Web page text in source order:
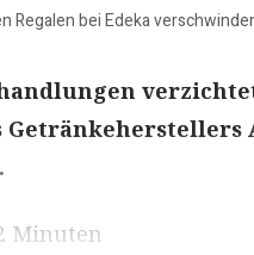
bei Edeka
Minuten